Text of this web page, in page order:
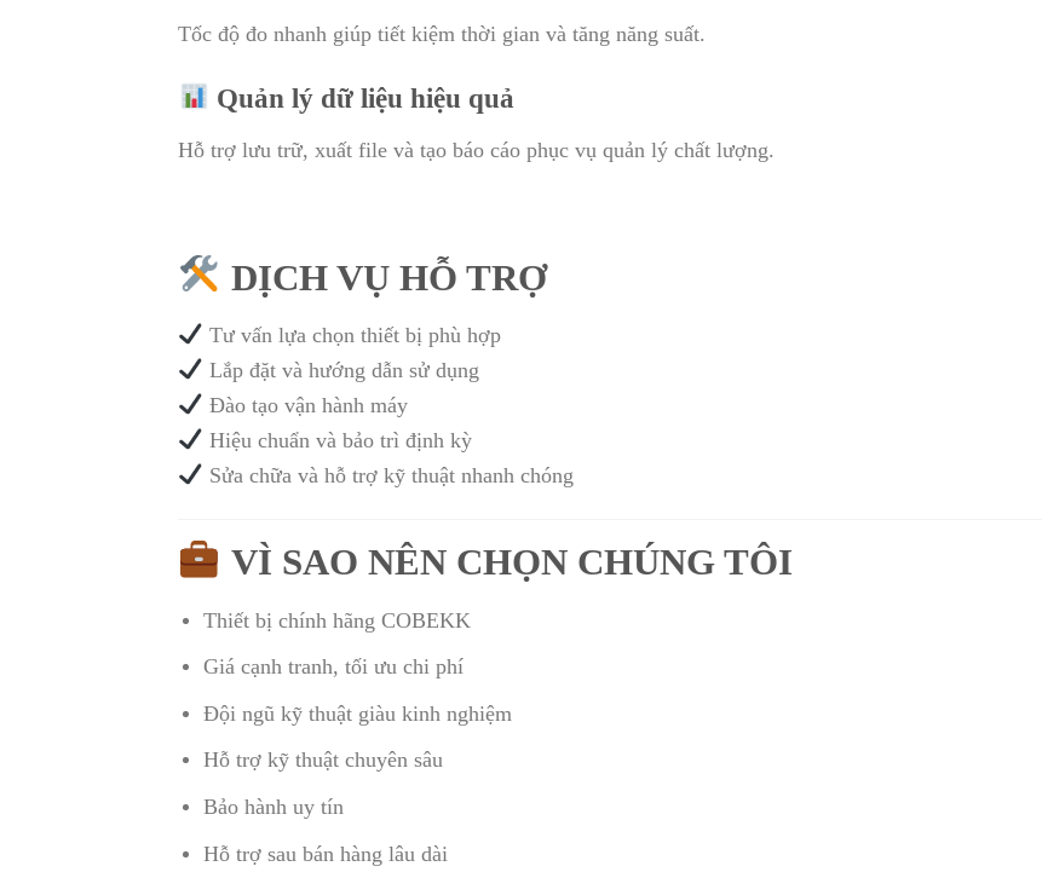
Tốc độ đo nhanh giúp tiết kiệm thời gian và tăng năng suất.
Quản lý dữ liệu hiệu quả
Hỗ trợ lưu trữ, xuất file và tạo báo cáo phục vụ quản lý chất lượng.
DỊCH VỤ HỖ TRỢ
Tư vấn lựa chọn thiết bị phù hợp
Lắp đặt và hướng dẫn sử dụng
Đào tạo vận hành máy
Hiệu chuẩn và bảo trì định kỳ
Sửa chữa và hỗ trợ kỹ thuật nhanh chóng
VÌ SAO NÊN CHỌN CHÚNG TÔI
Thiết bị chính hãng COBEKK
Giá cạnh tranh, tối ưu chi phí
Đội ngũ kỹ thuật giàu kinh nghiệm
Hỗ trợ kỹ thuật chuyên sâu
Bảo hành uy tín
Hỗ trợ sau bán hàng lâu dài